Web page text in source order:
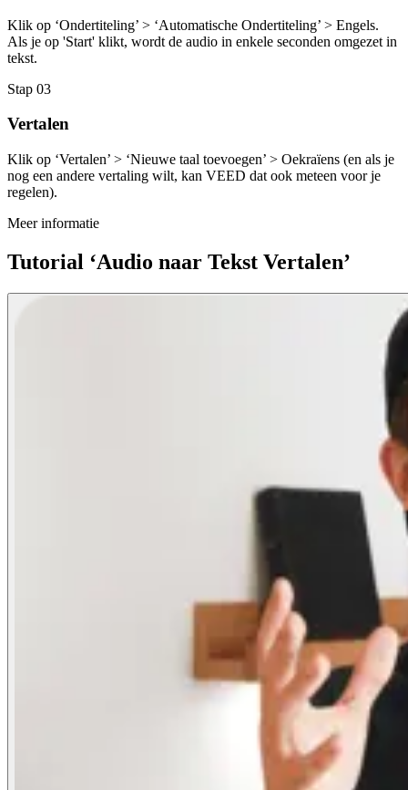
Klik op ‘Ondertiteling’ > ‘Automatische Ondertiteling’ > Engels.
Als je op 'Start' klikt, wordt de audio in enkele seconden omgezet in
tekst.
Stap 03
Vertalen
Klik op ‘Vertalen’ > ‘Nieuwe taal toevoegen’ > Oekraïens (en als je
nog een andere vertaling wilt, kan VEED dat ook meteen voor je
regelen).
Meer informatie
Tutorial ‘Audio naar Tekst Vertalen’